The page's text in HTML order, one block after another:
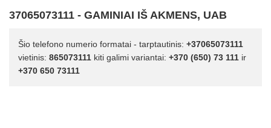
37065073111 - GAMINIAI IŠ AKMENS, UAB
Šio telefono numerio formatai - tarptautinis: +37065073111
vietinis: 865073111 kiti galimi variantai: +370 (650) 73 111 ir
+370 650 73111